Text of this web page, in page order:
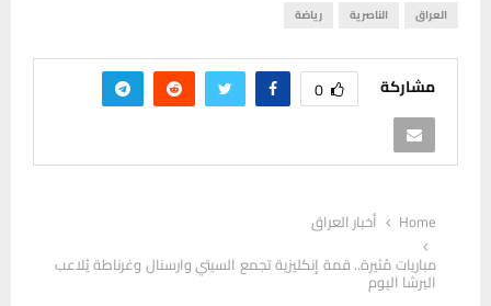
العراق الناصرية رياضة
مشاركة 0
Home
أخبار العراق
مباريات مُثيرة.. قمة إنكليزية تجمع السيتي وارسنال وغرناطة يُلاعب
البرشا اليوم